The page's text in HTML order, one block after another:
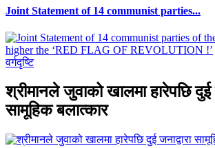
Joint Statement of 14 communist parties...
वर्गदृष्टि
श्रीमानले जुवाको खालमा हारेपछि दुई
सामूहिक बलात्कार